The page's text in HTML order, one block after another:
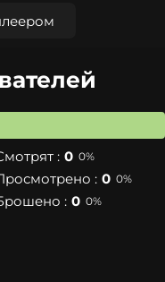
: 0 0%
: 0 0%
: 0 0%